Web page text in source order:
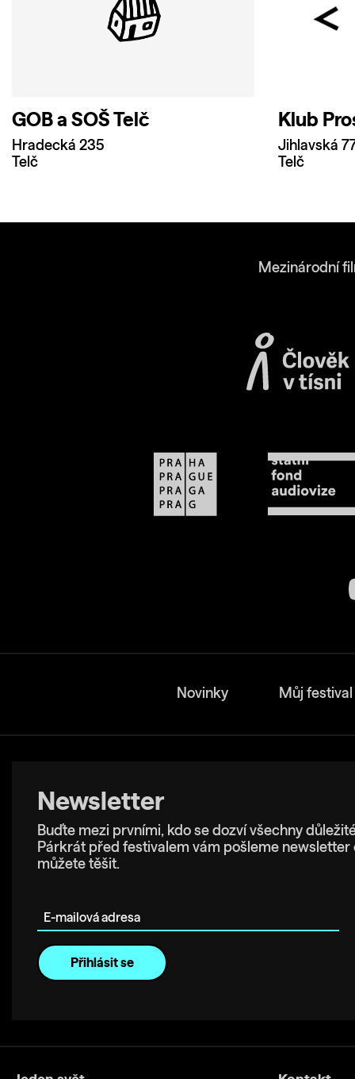
GOB a SOŠ Telč
Hradecká 235
Telč
Klub
Jihlavská
Telč
Mezinárodní
Novinky Můj festival
Newsletter
Buďte mezi prvními, kdo se dozví všechny
Párkrát před festivalem vám pošleme newsletter
můžete těšit.